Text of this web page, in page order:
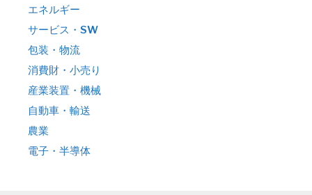
エネルギー
サービス・SW
包装・物流
消費財・小売り
産業装置・機械
自動車・輸送
農業
電子・半導体